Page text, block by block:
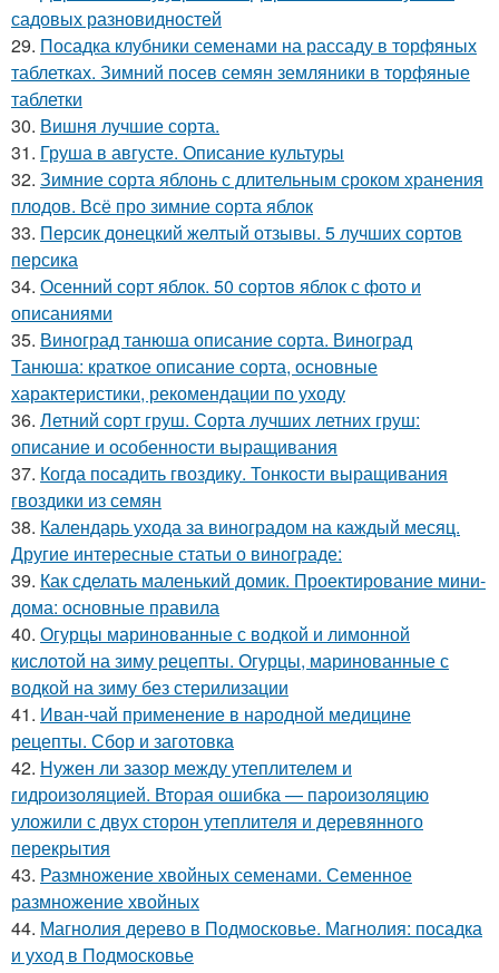
садовых разновидностей
29. Посадка клубники семенами на рассаду в торфяных
таблетках. Зимний посев семян земляники в торфяные
таблетки
30. Вишня лучшие сорта.
31. Груша в августе. Описание культуры
32. Зимние сорта яблонь с длительным сроком хранения
плодов. Всё про зимние сорта яблок
33. Персик донецкий желтый отзывы. 5 лучших сортов
персика
34. Осенний сорт яблок. 50 сортов яблок с фото и
описаниями
35. Виноград танюша описание сорта. Виноград
Танюша: краткое описание сорта, основные
характеристики, рекомендации по уходу
36. Летний сорт груш. Сорта лучших летних груш:
описание и особенности выращивания
37. Когда посадить гвоздику. Тонкости выращивания
гвоздики из семян
38. Календарь ухода за виноградом на каждый месяц.
Другие интересные статьи о винограде:
39. Как сделать маленький домик. Проектирование мини-
дома: основные правила
40. Огурцы маринованные с водкой и лимонной
кислотой на зиму рецепты. Огурцы, маринованные с
водкой на зиму без стерилизации
41. Иван-чай применение в народной медицине
рецепты. Сбор и заготовка
42. Нужен ли зазор между утеплителем и
гидроизоляцией. Вторая ошибка — пароизоляцию
уложили с двух сторон утеплителя и деревянного
перекрытия
43. Размножение хвойных семенами. Семенное
размножение хвойных
44. Магнолия дерево в Подмосковье. Магнолия: посадка
и уход в Подмосковье